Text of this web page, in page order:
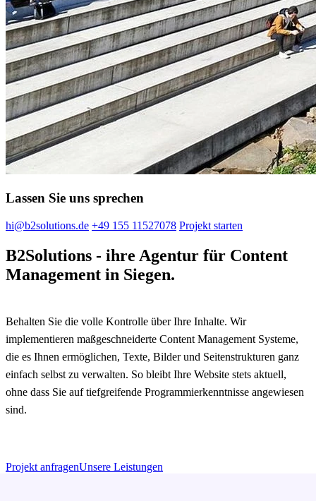
Lassen Sie uns sprechen
hi@b2solutions.de +49 155 11527078 Projekt starten
B2Solutions - ihre Agentur für Content
Management in Siegen.
Behalten Sie die volle Kontrolle über Ihre Inhalte. Wir
implementieren maßgeschneiderte Content Management Systeme,
die es Ihnen ermöglichen, Texte, Bilder und Seitenstrukturen ganz
einfach selbst zu verwalten. So bleibt Ihre Website stets aktuell,
ohne dass Sie auf tiefgreifende Programmierkenntnisse angewiesen
sind.
Projekt anfragenUnsere Leistungen